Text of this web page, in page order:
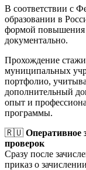
В соответствии с
образовании в
формой повышения
документально.
Прохождение
муниципальных
портфолио,
дополнительный
опыт и
программы.
🇷🇺 Оперативное
проверок
Сразу после
приказ о